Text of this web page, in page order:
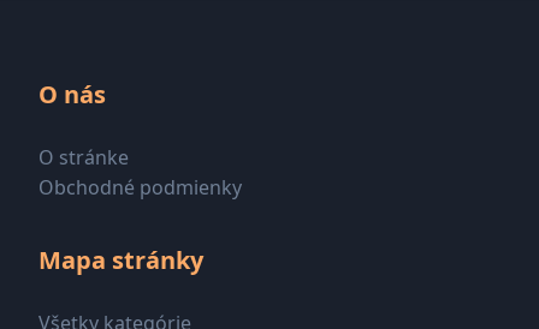
O nás
O stránke
Obchodné podmienky
Mapa stránky
Všetky kategórie